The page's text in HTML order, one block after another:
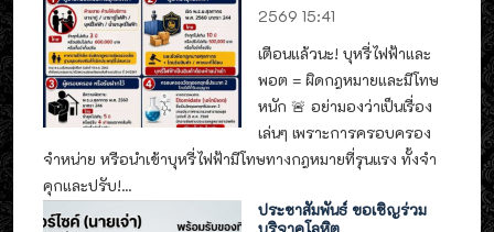
2569 15:41
เตือนแล้วนะ! บุหรี่ไฟฟ้าและ
พอต = ผิดกฎหมายและมีโทษ
หนัก 🚨 อย่ามองว่าเป็นเรื่อง
เล่นๆ เพราะการครอบครอง
จำหน่าย หรือนำเข้าบุหรี่ไฟฟ้ามีโทษทางกฎหมายที่รุนแรง ทั้งจำ
คุกและปรับ!...
ประชาสัมพันธ์ ขอเชิญร่วม